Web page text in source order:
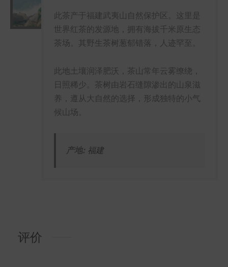
此茶产于福建武夷山自然保护区。这里是
世界红茶的发源地，拥有海拔千米原生态
茶场。其野生茶树葱郁错落，人迹罕至。
此地土壤润泽肥沃，茶山常年云雾缭绕，
日照稀少。茶树由岩石缝隙渗出的山泉滋
养，遵从大自然的选择，形成独特的小气
候山场。
产地: 福建
评价